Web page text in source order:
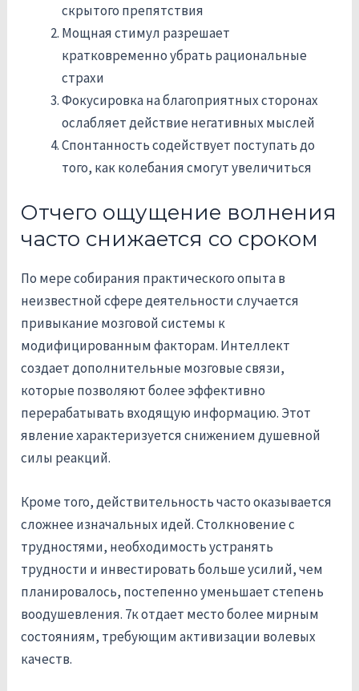
скрытого препятствия
Мощная стимул разрешает
кратковременно убрать рациональные
страхи
Фокусировка на благоприятных сторонах
ослабляет действие негативных мыслей
Спонтанность содействует поступать до
того, как колебания смогут увеличиться
Отчего ощущение волнения
часто снижается со сроком
По мере собирания практического опыта в
неизвестной сфере деятельности случается
привыкание мозговой системы к
модифицированным факторам. Интеллект
создает дополнительные мозговые связи,
которые позволяют более эффективно
перерабатывать входящую информацию. Этот
явление характеризуется снижением душевной
силы реакций.
Кроме того, действительность часто оказывается
сложнее изначальных идей. Столкновение с
трудностями, необходимость устранять
трудности и инвестировать больше усилий, чем
планировалось, постепенно уменьшает степень
воодушевления. 7к отдает место более мирным
состояниям, требующим активизации волевых
качеств.